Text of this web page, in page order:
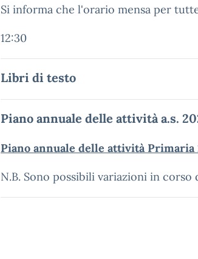
Si informa che l'orario mensa per
12:30
Libri di testo
Piano annuale delle attività a.s.
Piano annuale delle attività Primaria
N.B. Sono possibili variazioni in corso